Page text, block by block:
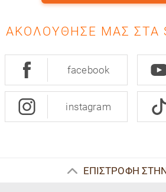
ΑΚΟΛΟΎΘΗΣΈ ΜΑΣ ΣΤΑ
facebook
instagram
ΕΠΙΣΤΡΟΦΗ